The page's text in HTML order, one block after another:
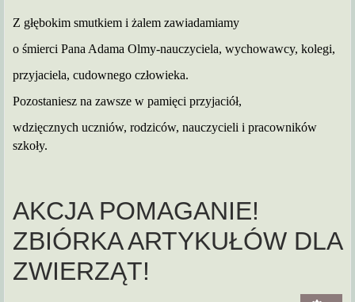
Z głębokim smutkiem i żalem zawiadamiamy
o śmierci Pana Adama Olmy-nauczyciela, wychowawcy, kolegi,
przyjaciela, cudownego człowieka.
Pozostaniesz na zawsze w pamięci przyjaciół,
wdzięcznych uczniów, rodziców, nauczycieli i pracowników
szkoły.
AKCJA POMAGANIE!
ZBIÓRKA ARTYKUŁÓW DLA
ZWIERZĄT!